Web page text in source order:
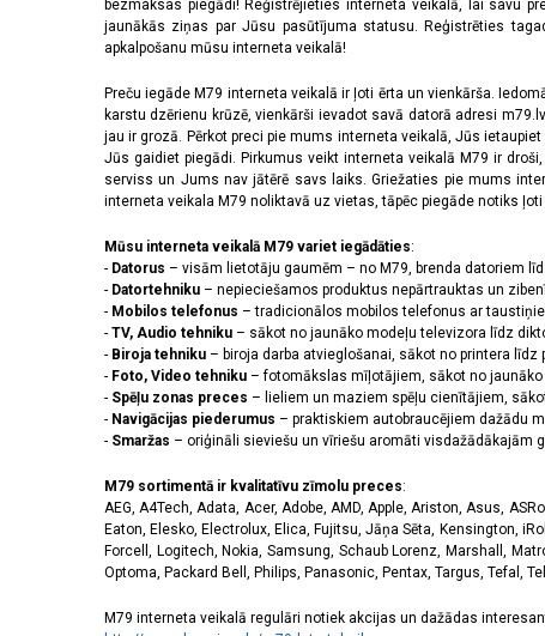
2510 x 1156 pikseļi (1)
2520 x 1080 pikseļi (4)
2556 x 1179 pikseļi (14)
2608 x 1200 pikseļi
(2)
2622 x 1206 pikseļi (3)
2640 x 1080 pikseļi (3)
2670 x 1200 pikseļi (4)
2772 x 1280 pikseļi (1)
2778 x 1284 pikseļi (5)
2780 x 1264 pikseļi (1)
2796 x 1290 pikseļi (9)
2800 x 1272 pikseļi
(1)
2800 x 1280 pikseļi
(2)
2844 x 1260 pikseļi (1)
2868 x 1320 pikseļi (3)
320 x 240 pikseļi
3200 x 1140 pikseļi (1)
3200 x 1440 pikseļi (1)
720 x 1600 pikseļi (2)
Skārienjūtīgais
bezmaksas piegādi! Reģistrējieties interneta veikalā, lai savu
jaunākās ziņas par Jūsu pasūtījuma statusu. Reģistrēties
apkalpošanu mūsu interneta veikalā!
Preču iegāde M79 interneta veikalā ir ļoti ērta un vienkārša.
karstu dzērienu krūzē, vienkārši ievadot savā datorā adresi
jau ir grozā. Pērkot preci pie mums interneta veikalā, Jūs
Jūs gaidiet piegādi. Pirkumus veikt interneta veikalā M79 ir
serviss un Jums nav jātērē savs laiks. Griežaties pie mums
interneta veikala M79 noliktavā uz vietas, tāpēc piegāde notiks
Mūsu interneta veikalā M79 variet iegādāties:
- Datorus – visām lietotāju gaumēm – no M79, brenda datoriem
- Datortehniku – nepieciešamos produktus nepārtrauktas un
- Mobilos telefonus – tradicionālos mobilos telefonus ar
- TV, Audio tehniku – sākot no jaunāko modeļu televizora līdz
- Biroja tehniku – biroja darba atvieglošanai, sākot no printera līdz
- Foto, Video tehniku – fotomākslas mīļotājiem, sākot no
- Spēļu zonas preces – lieliem un maziem spēļu cienītājiem,
- Navigācijas piederumus – praktiskiem autobraucējiem dažādu
- Smaržas – oriģināli sieviešu un vīriešu aromāti visdažādākajām
M79 sortimentā ir kvalitatīvu zīmolu preces:
AEG, A4Tech, Adata, Acer, Adobe, AMD, Apple, Ariston, Asus,
Eaton, Elesko, Electrolux, Elica, Fujitsu, Jāņa Sēta, Kensington,
Forcell, Logitech, Nokia, Samsung, Schaub Lorenz, Marshall,
Optoma, Packard Bell, Philips, Panasonic, Pentax, Targus, Tefal,
M79 interneta veikalā regulāri notiek akcijas un dažādas